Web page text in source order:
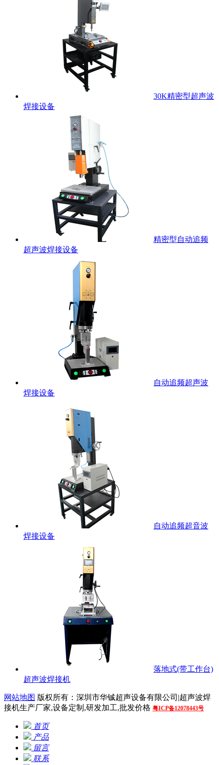
30K精密型超声波
焊接设备
精密型自动追频
超声波焊接设备
自动追频超声波
焊接设备
自动追频超音波
焊接设备
落地式(带工作台)
超声波焊接机
网站地图 版权所有：深圳市华铖超声设备有限公司|超声波焊
接机生产厂家,设备定制,研发加工,批发价格 粤ICP备12078443号
首页
产品
留言
联系